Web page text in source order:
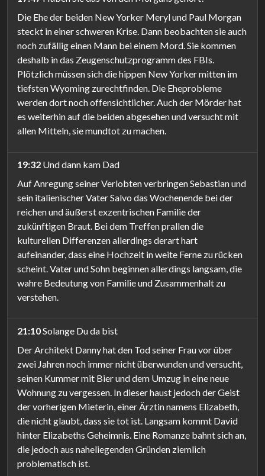
Die Ehe der beiden New Yorker Meryl und Paul Morgan
steckt in einer schweren Krise. Dann beobachten sie auch
noch zufällig einen Mann bei einem Mord. Sie kommen
deshalb in das Zeugenschutzprogramm des FBIs.
Plötzlich müssen sich die hippen New Yorker mitten im
tiefsten Wyoming zurechtfinden. Die Eheprobleme
werden dort noch offensichtlicher. Auch der Mörder hat
es weiterhin auf die beiden abgesehen und versucht mit
allen Mitteln, sie mundtot zu machen.
19:32 Und dann kam Dad
Auf Anregung seiner Verlobten verbringen Sebastian und
sein italienischer Vater Salvo das Wochenende bei der
reichen und äußerst exzentrischen Familie der
zukünftigen Braut. Bei dem Treffen prallen die
kulturellen Differenzen allerdings derart hart
aufeinander, dass eine Hochzeit in weite Ferne zu rücken
scheint. Vater und Sohn beginnen allerdings langsam, die
wahre Bedeutung von Familie und Zusammenhalt zu
verstehen.
21:10Solange Du da bist
Der Architekt Danny hat den Tod seiner Frau vor über
zwei Jahren noch immer nicht überwunden und versucht,
seinen Kummer mit Bier und dem Umzug in eine neue
Wohnung zu vergessen. In dieser haust jedoch der Geist
der vorherigen Mieterin, einer Ärztin namens Elizabeth,
die nicht glaubt, dass sie tot ist. Langsam kommt David
hinter Elizabeths Geheimnis. Eine Romanze bahnt sich an,
die jedoch aus naheliegenden Gründen ziemlich
problematisch ist.